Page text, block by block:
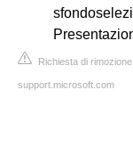
Richiesta di
support.microsoft.com